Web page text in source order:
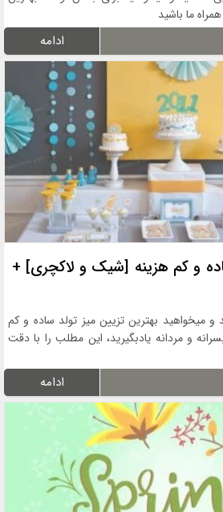
ما باشید
ادامه
و کم هزینه [شیک و لاکچری] +
میخواهید بهترین تزیین میز تولد ساده و کم
و مردانه یادبگیرید، این مطلب را با دقت
ادامه